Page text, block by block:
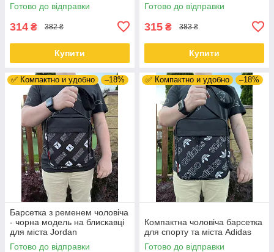
Готово до відправки
314 ₴ 382 ₴
Купити
Готово до відправки
315 ₴ 383 ₴
Купити
✅ Компактно и удобно –18%
Барсетка з ременем чоловіча
- чорна модель на блискавці
для міста Jordan
Готово до відправки
✅ Компактно и удобно –18%
Компактна чоловіча барсетка
для спорту та міста Adidas
Готово до відправки